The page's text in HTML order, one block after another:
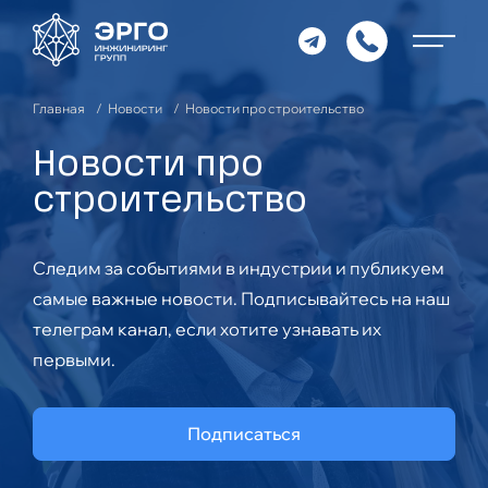
Главная Новости Новости про строительство
Новости про
строительство
Следим за событиями в индустрии и публикуем
самые важные новости. Подписывайтесь на наш
телеграм канал, если хотите узнавать их
первыми.
Подписаться